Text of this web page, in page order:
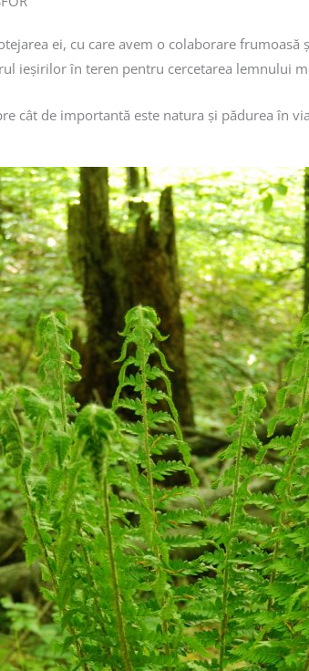
ei, cu care avem o colaborare
ieșirilor în teren pentru cercetarea lemnului
cât de importantă este natura și pădurea în